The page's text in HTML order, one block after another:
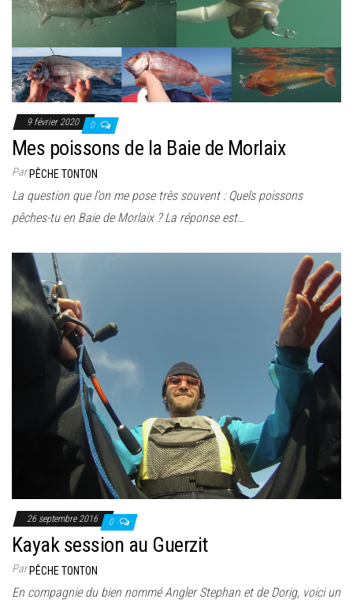
9 février 2020 0
Mes poissons de la Baie de Morlaix
ParPÊCHE TONTON
La question que l’on me pose très souvent : Quels poissons
pêches-tu en Baie de Morlaix ? La réponse est…
26 septembre 2016 0
Kayak session au Guerzit
ParPÊCHE TONTON
En compagnie du bien nommé Angler Stephan et de Dorig, voici un